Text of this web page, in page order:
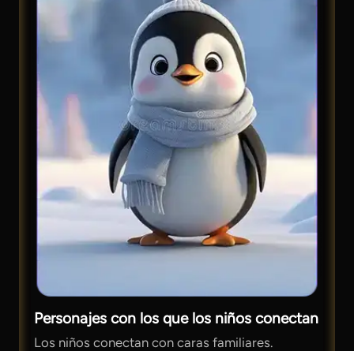
Personajes con los que los niños conectan
Los niños conectan con caras familiares.